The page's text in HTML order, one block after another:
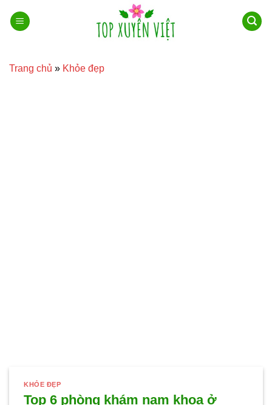
qua
Trang chủ » Khỏe đẹp
KHỎE ĐẸP
Top 6 phòng khám nam khoa ở